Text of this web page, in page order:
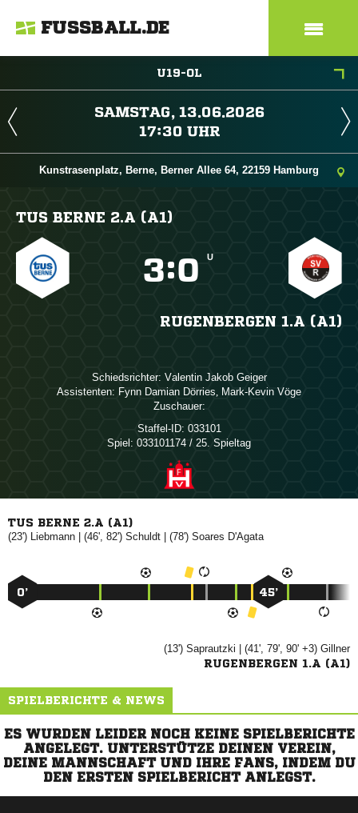
FUSSBALL.DE
U19-OL
 
 
Kunstrasenplatz, Berne, Berner Allee 64, 22159 Hamburg
TUS BERNE 2.A (A1)
: U
RUGENBERGEN 1.A (A1)
Schiedsrichter:   
Assistenten:   ,  
Zuschauer:
Staffel-ID: 033101
Spiel: 033101174 / 25. Spieltag
TUS BERNE 2.A (A1)
(23')  | (46', 82')  | (78')  
0’ 45’
(13')  | (41', 79', 90' +3) 
RUGENBERGEN 1.A (A1)
SPIELBERICHTE & NEWS
ES WURDEN LEIDER NOCH KEINE SPIELBERICHTE
ANGELEGT. UNTERSTÜTZE DEINEN VEREIN,
DEINE MANNSCHAFT UND IHRE FANS, INDEM DU
DEN ERSTEN SPIELBERICHT ANLEGST.